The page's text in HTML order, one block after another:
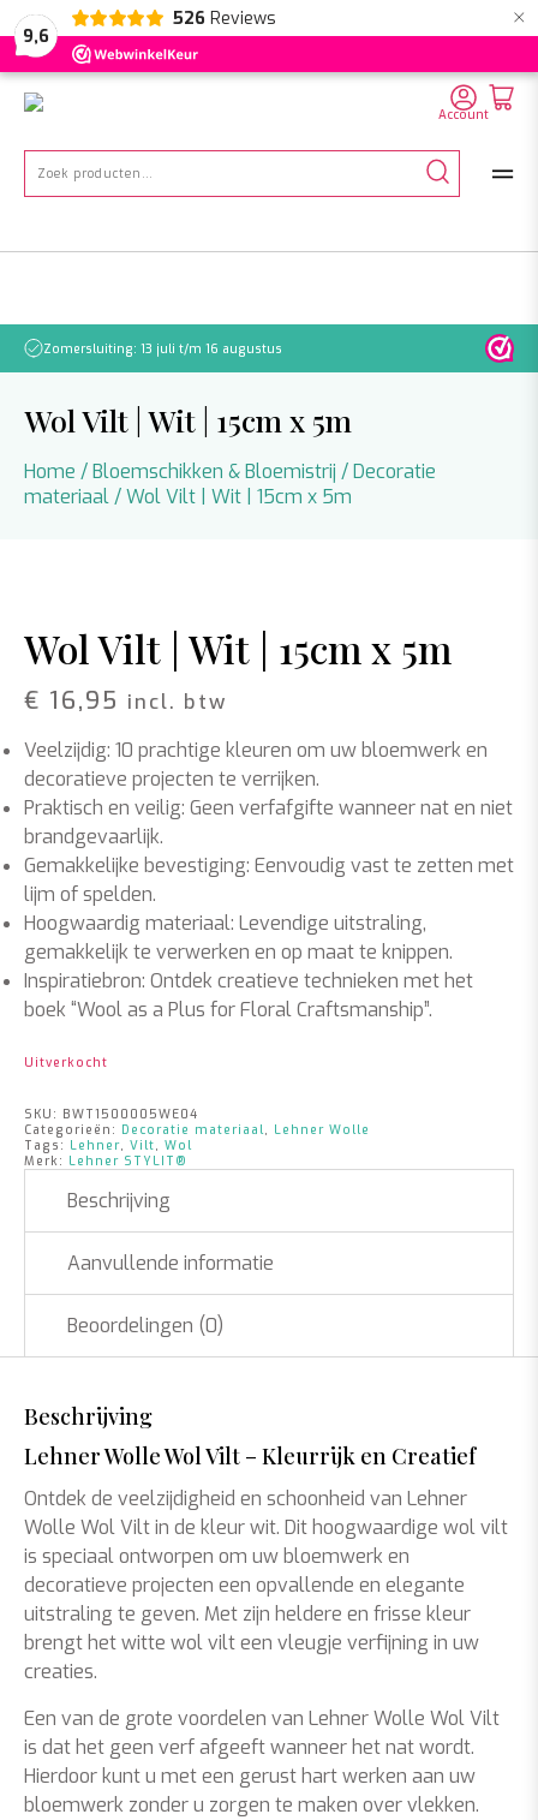
9,6
526 Reviews ×
NL EN DE
Zoeken
Account
Zomersluiting: 13 juli t/m 16 augustus Let
Wol Vilt | Wit | 15cm x 5m
Home /Bloemschikken & Bloemistrij /Decoratie
materiaal/ Wol Vilt | Wit | 15cm x 5m
Wol Vilt | Wit | 15cm x 5m
€ 16,95 incl. btw
Veelzijdig: 10 prachtige kleuren om uw bloemwerk en
decoratieve projecten te verrijken.
Praktisch en veilig: Geen verfafgifte wanneer nat en niet
brandgevaarlijk.
Gemakkelijke bevestiging: Eenvoudig vast te zetten met
lijm of spelden.
Hoogwaardig materiaal: Levendige uitstraling,
gemakkelijk te verwerken en op maat te knippen.
Inspiratiebron: Ontdek creatieve technieken met het
boek “Wool as a Plus for Floral Craftsmanship”.
Uitverkocht
SKU: BWT1500005WE04
Categorieën: Decoratie materiaal, Lehner Wolle
Tags: Lehner, Vilt, Wol
Merk: Lehner STYLIT®
Beschrijving
Aanvullende informatie
Beoordelingen (0)
Beschrijving
Lehner Wolle Wol Vilt – Kleurrijk en Creatief
Ontdek de veelzijdigheid en schoonheid van Lehner
Wolle Wol Vilt in de kleur wit. Dit hoogwaardige wol vilt
is speciaal ontworpen om uw bloemwerk en
decoratieve projecten een opvallende en elegante
uitstraling te geven. Met zijn heldere en frisse kleur
brengt het witte wol vilt een vleugje verfijning in uw
creaties.
Een van de grote voordelen van Lehner Wolle Wol Vilt
is dat het geen verf afgeeft wanneer het nat wordt.
Hierdoor kunt u met een gerust hart werken aan uw
bloemwerk zonder u zorgen te maken over vlekken.